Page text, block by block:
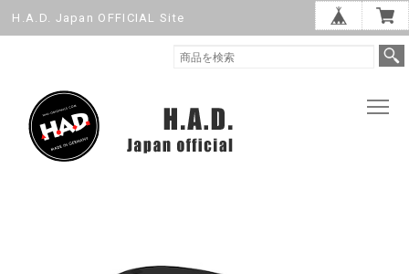
H.A.D. Japan OFFICIAL Site